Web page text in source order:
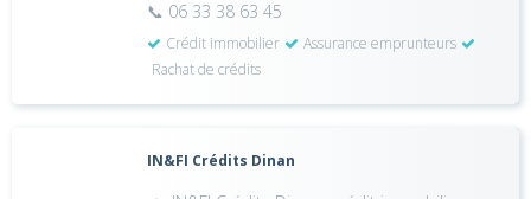
📞 06 33 38 63 45
Crédit immobilier
Assurance emprunteurs
Rachat de crédits
IN&FI Crédits Dinan